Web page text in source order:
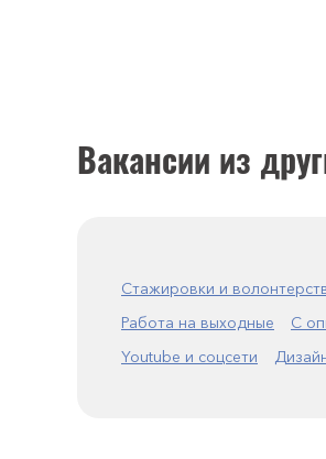
Вакансии из
Стажировки и
Работа на выходные
С
Youtube и соцсети